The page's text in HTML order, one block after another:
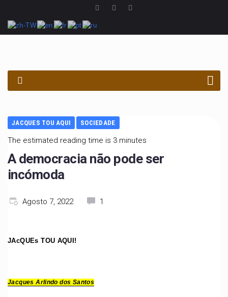
JACQUES TOU AQUI SOCIEDADE
The estimated reading time is 3 minutes
A democracia não pode ser
incómoda
Agosto 7, 2022 1
JAcQUEs TOU AQUI!
Jacques Arlindo dos Santos
PROCURAR